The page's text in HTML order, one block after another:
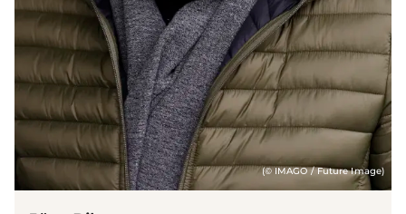
(© IMAGO / Future Image)